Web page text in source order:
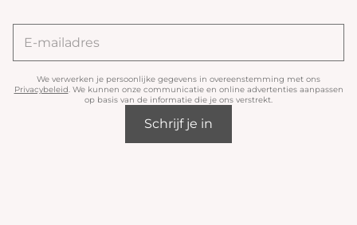
We verwerken je persoonlijke gegevens in overeenstemming met ons
Privacybeleid. We kunnen onze communicatie en online advertenties aanpassen
op basis van de informatie die je ons verstrekt.
Schrijf je in